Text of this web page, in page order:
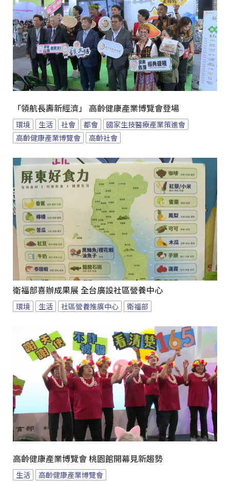
「領航長壽新經濟」 高齡健康產業博覽會登場
環境 生活 社會 都會
國家生技醫療產業策進會
高齡健康產業博覽會
高齡社會
衛福部喜辦成果展 全台廣設社區營養中心
環境 生活 社區營養推廣中心 衛福部
高齡健康產業博覽會 桃園館開幕見新趨勢
生活 高齡健康產業博覽會